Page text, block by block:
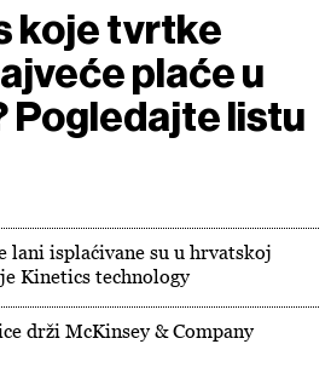
koje tvrtke
plaće u
Pogledajte listu
lani isplaćivane su u hrvatskoj
Kinetics technology
drži McKinsey & Company